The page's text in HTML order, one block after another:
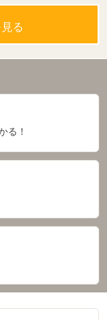
る
る！